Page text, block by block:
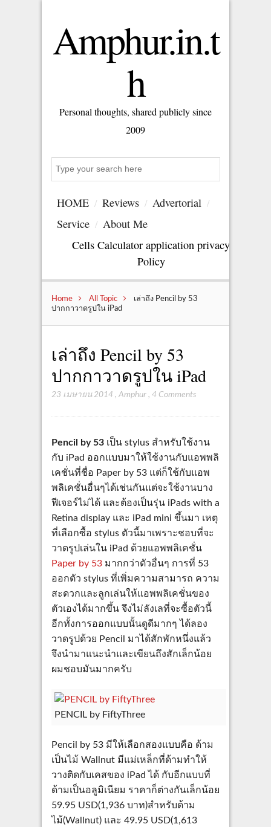
Amphur.in.t
h
Personal thoughts, shared publicly since
2009
HOME Reviews
Advertorial
Service
About Me
Cells Calculator application privacy
Policy
Home All Topic
เล่าถึง Pencil by 53
ปากกาวาดรูปใน iPad
เล่าถึง Pencil by 53
ปากกาวาดรูปใน iPad
23 เมษายน 2014 , Amphur, 4 Comments
Pencil by 53เป็น stylus สำหรับใช้งาน
กับ iPad ออกแบบมาให้ใช้งานกับแอพพลิ
เคชั่นที่ชื่อ Paper by 53 แต่ก็ใช้กับแอพ
พลิเคชั่นอื่นๆได้เช่นกันแต่จะใช้งานบาง
ฟีเจอร์ไม่ได้ และต้องเป็นรุ่น iPads with a
Retina display และ iPad mini ขึ้นมา เหตุ
ที่เลือกซื้อ stylus ตัวนี้มาเพราะชอบที่จะ
วาดรูปเล่นใน iPad ด้วยแอพพลิเคชั่น
Paper by 53มากกว่าตัวอื่นๆ การที่ 53
ออกตัว stylus ที่เพิ่มความสามารถ ความ
สะดวกและลูกเล่นให้แอพพลิเคชั่นของ
ตัวเองได้มากขึ้น จึงไม่ลังเลที่จะซื้อตัวนี้
อีกทั้งการออกแบบนั้นดูดีมากๆ ได้ลอง
วาดรูปด้วย Pencil มาได้สักพักหนึ่งแล้ว
จึงนำมาแนะนำและเขียนถึงสักเล็กน้อย
ผมชอบมันมากครับ
PENCIL by FiftyThree
Pencil by 53 มีให้เลือกสองแบบคือ ด้าม
เป็นไม้ Wallnut มีแม่เหล็กที่ด้ามทำให้
วางติดกับเคสของ iPad ได้ กับอีกแบบที่
ด้ามเป็นอลูมิเนียม ราคาก็ต่างกันเล็กน้อย
59.95 USD(1,936 บาท)สำหรับด้าม
ไม้(Wallnut) และ 49.95 USD(1,613